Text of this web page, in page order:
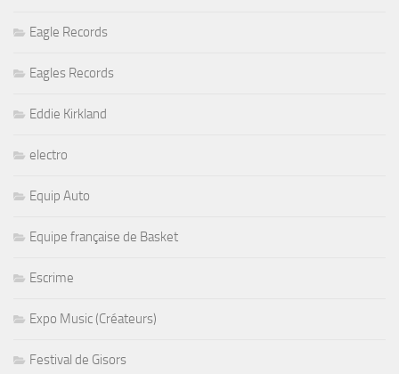
Eagle Records
Eagles Records
Eddie Kirkland
electro
Equip Auto
Equipe française de Basket
Escrime
Expo Music (Créateurs)
Festival de Gisors